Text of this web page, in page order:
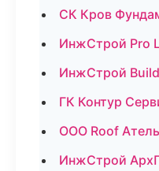
СК Кров
ИнжСтрой Pro
ИнжСтрой
ГК Контур
ООО Roof
ИнжСтрой